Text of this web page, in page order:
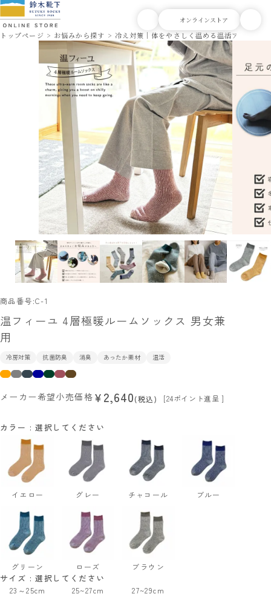
トップページ お悩みから探す 冷え対策｜体をやさしく温める温活アイテム
商品番号 C-1
温フィーユ 4層極暖ルームソックス 男女兼
用
冷房対策 抗菌防臭 消臭 あったか素材 温活
メーカー希望小売価格 ¥2,640 税込 [24ポイント進呈 ]
サイズ 選択してください
23～25cm 25~27cm 27~29cm
カラー 選択してください
イエロー グレー チャコール ブルー
グリーン ローズ ブラウン